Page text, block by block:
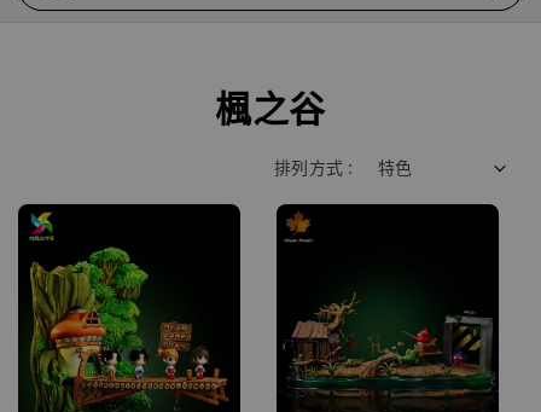
楓之谷
排列方式 :